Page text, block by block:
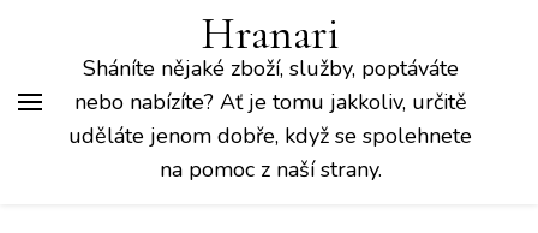
Hranari
Sháníte nějaké zboží, služby, poptáváte
nebo nabízíte? Ať je tomu jakkoliv, určitě
uděláte jenom dobře, když se spolehnete
na pomoc z naší strany.